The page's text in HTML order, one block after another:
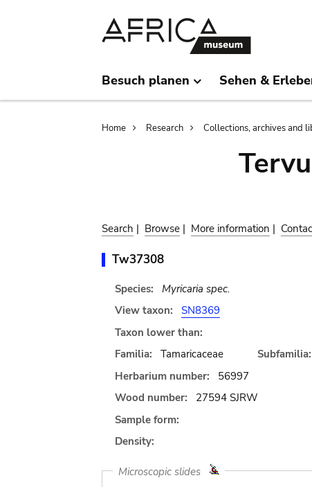
Besuch planen Sehen &
Breadcrumb
Home Research Collections, archives and
Search | Browse | More information |
Tw37308
Species:
Myricaria spec.
View taxon:
SN8369
Taxon lower than:
Familia:
Tamaricaceae
Subfamilia:
Herbarium number:
56997
Wood number:
27594 SJRW
Sample form:
Density:
Microscopic slides